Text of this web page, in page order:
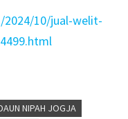
10/jual-welit-
NIPAH JOGJA